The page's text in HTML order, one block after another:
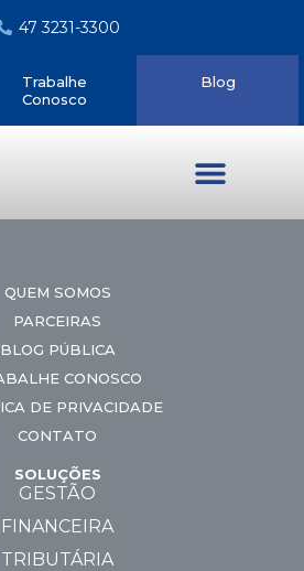
47 3231-3300
Trabalhe
Conosco
Blog
QUEM SOMOS
PARCEIRAS
BLOG PÚBLICA
CONOSCO
DE PRIVACIDADE
CONTATO
SOLUÇÕES
GESTÃO
FINANCEIRA
TRIBUTÁRIA